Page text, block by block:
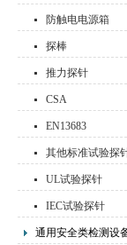
防触电电源箱
探棒
推力探针
CSA
EN13683
其他标准试验探
UL试验探针
IEC试验探针
通用安全类检测设